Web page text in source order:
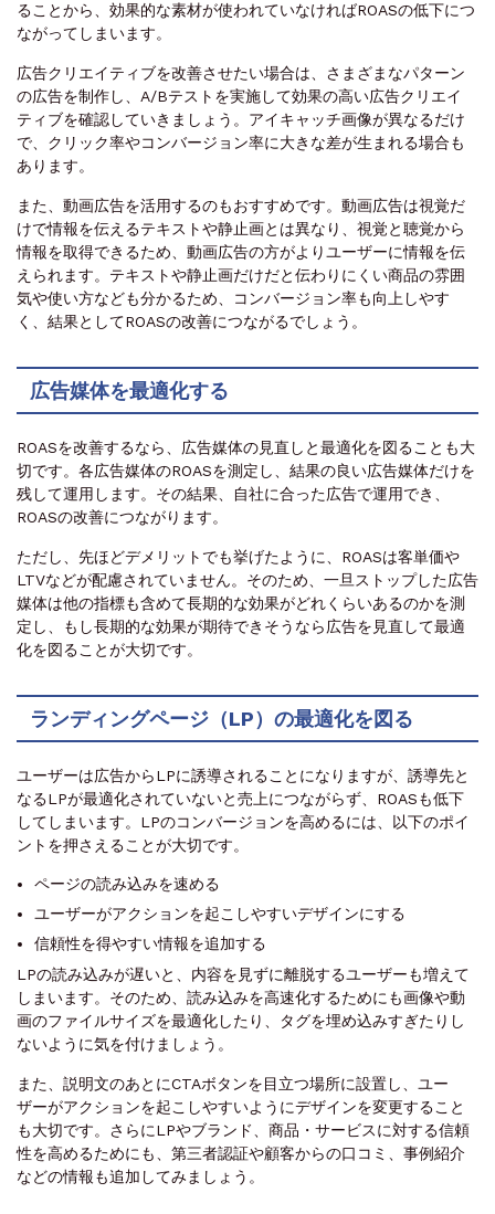
ることから、効果的な素材が使われていなければROASの低下につ
ながってしまいます。
広告クリエイティブを改善させたい場合は、さまざまなパターン
の広告を制作し、A/Bテストを実施して効果の高い広告クリエイ
ティブを確認していきましょう。アイキャッチ画像が異なるだけ
で、クリック率やコンバージョン率に大きな差が生まれる場合も
あります。
また、動画広告を活用するのもおすすめです。動画広告は視覚だ
けで情報を伝えるテキストや静止画とは異なり、視覚と聴覚から
情報を取得できるため、動画広告の方がよりユーザーに情報を伝
えられます。テキストや静止画だけだと伝わりにくい商品の雰囲
気や使い方なども分かるため、コンバージョン率も向上しやす
く、結果としてROASの改善につながるでしょう。
広告媒体を最適化する
ROASを改善するなら、広告媒体の見直しと最適化を図ることも大
切です。各広告媒体のROASを測定し、結果の良い広告媒体だけを
残して運用します。その結果、自社に合った広告で運用でき、
ROASの改善につながります。
ただし、先ほどデメリットでも挙げたように、ROASは客単価や
LTVなどが配慮されていません。そのため、一旦ストップした広告
媒体は他の指標も含めて長期的な効果がどれくらいあるのかを測
定し、もし長期的な効果が期待できそうなら広告を見直して最適
化を図ることが大切です。
ランディングページ（LP）の最適化を図る
ユーザーは広告からLPに誘導されることになりますが、誘導先と
なるLPが最適化されていないと売上につながらず、ROASも低下
してしまいます。LPのコンバージョンを高めるには、以下のポイ
ントを押さえることが大切です。
ページの読み込みを速める
ユーザーがアクションを起こしやすいデザインにする
信頼性を得やすい情報を追加する
LPの読み込みが遅いと、内容を見ずに離脱するユーザーも増えて
しまいます。そのため、読み込みを高速化するためにも画像や動
画のファイルサイズを最適化したり、タグを埋め込みすぎたりし
ないように気を付けましょう。
また、説明文のあとにCTAボタンを目立つ場所に設置し、ユー
ザーがアクションを起こしやすいようにデザインを変更すること
も大切です。さらにLPやブランド、商品・サービスに対する信頼
性を高めるためにも、第三者認証や顧客からの口コミ、事例紹介
などの情報も追加してみましょう。